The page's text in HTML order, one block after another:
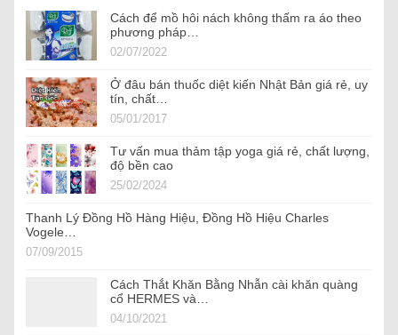
Cách để mồ hôi nách không thấm ra áo theo
phương pháp…
02/07/2022
Ở đâu bán thuốc diệt kiến Nhật Bản giá rẻ, uy
tín, chất…
05/01/2017
Tư vấn mua thảm tập yoga giá rẻ, chất lượng,
độ bền cao
25/02/2024
Thanh Lý Đồng Hồ Hàng Hiệu, Đồng Hồ Hiệu Charles
Vogele…
07/09/2015
Cách Thắt Khăn Bằng Nhẫn cài khăn quàng
cổ HERMES và…
04/10/2021